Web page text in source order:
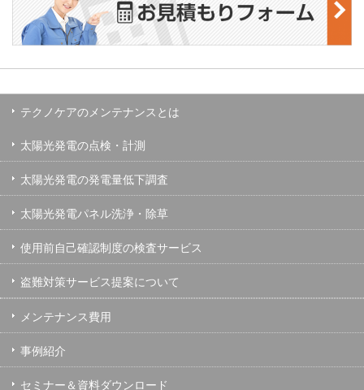
テクノケアのメンテナンスとは
太陽光発電の点検・計測
太陽光発電の発電量低下調査
太陽光発電パネル洗浄・除草
使用前自己確認制度の検査サービス
盗難対策サービス提案について
メンテナンス費用
事例紹介
セミナー＆資料ダウンロード